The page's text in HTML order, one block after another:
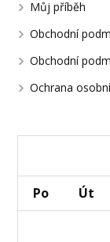
Můj příběh
Obchodní
Obchodní
Ochrana
Po Út